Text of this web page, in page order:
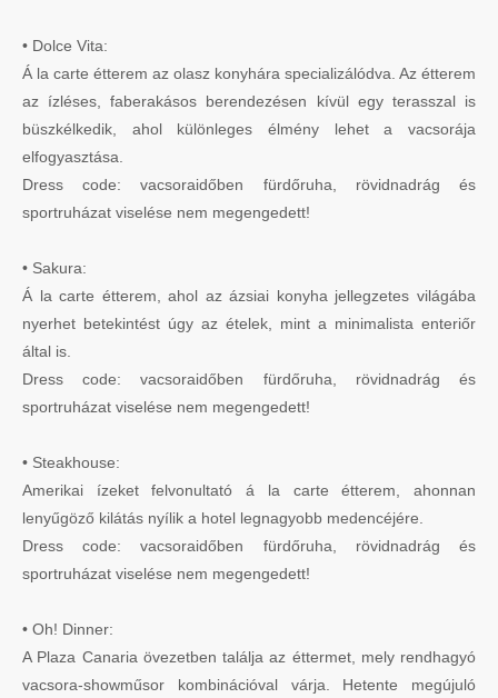
• Dolce Vita:
Á la carte étterem az olasz konyhára specializálódva. Az étterem
az ízléses, faberakásos berendezésen kívül egy terasszal is
büszkélkedik, ahol különleges élmény lehet a vacsorája
elfogyasztása.
Dress code: vacsoraidőben fürdőruha, rövidnadrág és
sportruházat viselése nem megengedett!
• Sakura:
Á la carte étterem, ahol az ázsiai konyha jellegzetes világába
nyerhet betekintést úgy az ételek, mint a minimalista enteriőr
által is.
Dress code: vacsoraidőben fürdőruha, rövidnadrág és
sportruházat viselése nem megengedett!
• Steakhouse:
Amerikai ízeket felvonultató á la carte étterem, ahonnan
lenyűgöző kilátás nyílik a hotel legnagyobb medencéjére.
Dress code: vacsoraidőben fürdőruha, rövidnadrág és
sportruházat viselése nem megengedett!
• Oh! Dinner:
A Plaza Canaria övezetben találja az éttermet, mely rendhagyó
vacsora-showműsor kombinációval várja. Hetente megújuló